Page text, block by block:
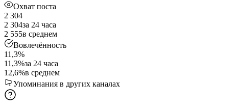
Охват поста
2 304
2 304за 24 часа
2 555в среднем
Вовлечённость
11,3%
11,3%за 24 часа
12,6%в среднем
Упоминания в других каналах